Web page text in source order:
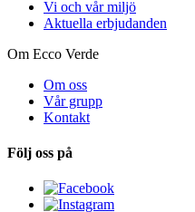
Vi och vår miljö
Aktuella erbjudanden
Om Ecco Verde
Om oss
Vår grupp
Kontakt
Följ oss på